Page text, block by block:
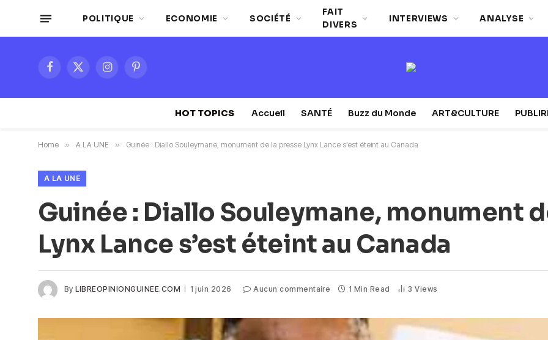
POLITIQUE ECONOMIE SOCIÉTÉ
FAIT
DIVERS
INTERVIEWS ANALYSE
Facebook
X
InstagramPinterest
HOT TOPICS Accueil SANTÉ Buzz du Monde ART&CULTURE
Home » A LA UNE » Guinée : Diallo Souleymane, monument de la presse Lynx Lance s’est éteint au Canada
A LA UNE
Guinée : Diallo Souleymane, monument
Lynx Lance s’est éteint au Canada
By LIBREOPINIONGUINEE.COM 1 juin 2026 Aucun commentaire 1 Min Read 3Views